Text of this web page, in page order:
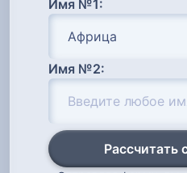
Имя №1:
Имя №2:
Рассчитать